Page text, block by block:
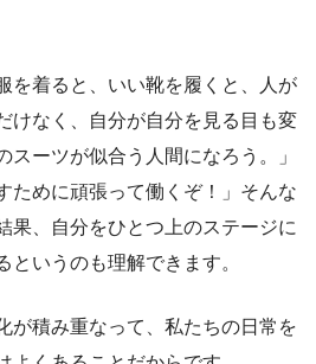
を着ると、いい靴を履くと、人が
けなく、自分が自分を見る目も変
ーツが似合う人間になろう。」
ために頑張って働くぞ！」そんな
果、自分をひとつ上のステージに
いうのも理解できます。
が積み重なって、私たちの日常を